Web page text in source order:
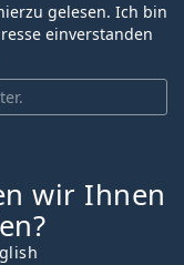
gelesen. Ich bin
einverstanden
wir Ihnen